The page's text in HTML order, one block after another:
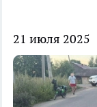
21 июля 2025